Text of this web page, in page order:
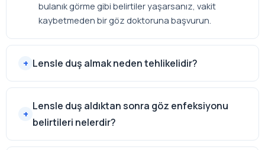
bulanık görme gibi belirtiler yaşarsanız, vakit
kaybetmeden bir göz doktoruna başvurun.
Lensle duş almak neden tehlikelidir?
Lensle duş aldıktan sonra göz enfeksiyonu
belirtileri nelerdir?